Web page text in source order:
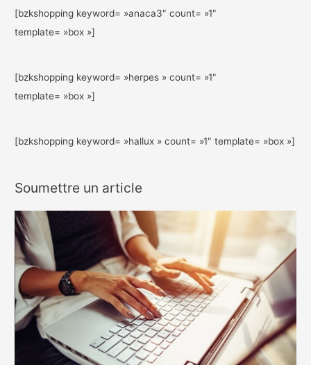
[bzkshopping keyword= »anaca3″ count= »1″
template= »box »]
[bzkshopping keyword= »herpes » count= »1″
template= »box »]
[bzkshopping keyword= »hallux » count= »1″ template= »box »]
Soumettre un article